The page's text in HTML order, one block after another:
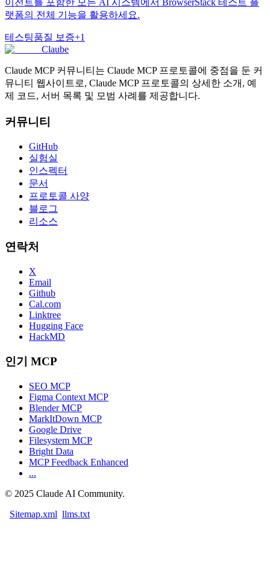
이전트를 포함한 모든 AI 시스템에서 BrowserStack 테스트 플
랫폼의 전체 기능을 활용하세요.
테스팅품질 보증+1
Claube
Claude MCP 커뮤니티는 Claude MCP 프로토콜에 중점을 둔 커
뮤니티 웹사이트로, Claude MCP 프로토콜의 상세한 소개, 예
제 코드, 서버 목록 및 모범 사례를 제공합니다.
커뮤니티
GitHub
실험실
인스펙터
문서
프로토콜 사양
블로그
리소스
연락처
X
Email
Github
Cal.com
Linktree
Hugging Face
HackMD
인기 MCP
SEO MCP
Figma Context MCP
Blender MCP
MarkItDown MCP
Google Drive
Filesystem MCP
Bright Data
MCP Feedback Enhanced
...
© 2025 Claude AI Community.
Sitemap.xml llms.txt